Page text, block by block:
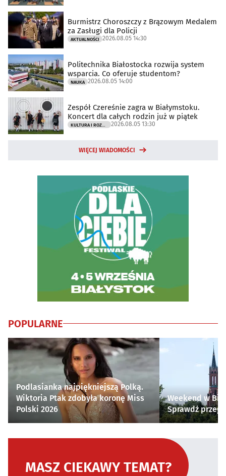
Burmistrz Choroszczy z Brązowym Medalem
za Zasługi dla Policji
AKTUALNOŚCI 2026.08.05 14:30
Politechnika Białostocka rozwija system
wsparcia. Co oferuje studentom?
NAUKA 2026.08.05 14:00
Zespół Czereśnie zagra w Białymstoku.
Koncert dla całych rodzin już w piątek
KULTURA I ROZRYWKA 2026.08.05 13:30
WIĘCEJ WIADOMOŚCI
POPULARNE
Podlasianka najpiękniejszą Polką.
Wiktoria Ptak zdobyła koronę Miss
Polski 2026
Weekend w
Sprawdź
MASZ CIEKAWY TEMAT?